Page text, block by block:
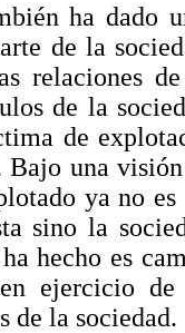
ha dado
de la
relaciones
de la
de
Bajo una
ya no
sino la
hecho es
ejercicio
de la sociedad.